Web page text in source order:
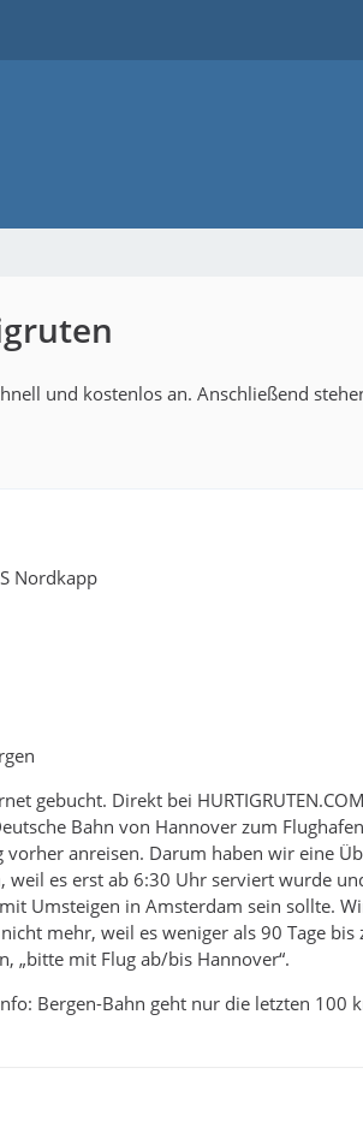
und kostenlos an. Anschließend
Nordkapp
gebucht. Direkt bei
Bahn von Hannover zum
anreisen. Darum haben wir eine
es erst ab 6:30 Uhr serviert wurde
Umsteigen in Amsterdam sein sollte.
mehr, weil es weniger als 90 Tage
„bitte mit Flug ab/bis Hannover“.
Bergen-Bahn geht nur die letzten